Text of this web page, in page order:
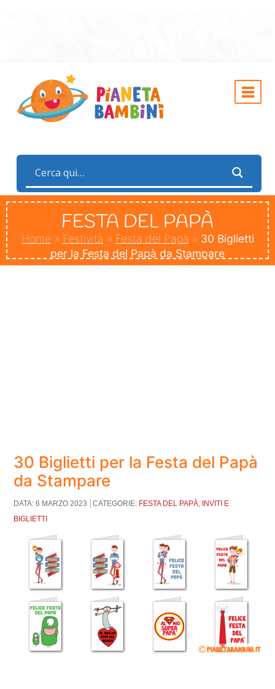
FESTA DEL PAPÀ
Home » Festività » Festa del Papà » 30 Biglietti
per la Festa del Papà da Stampare
30 Biglietti per la Festa del Papà
da Stampare
DATA: 6 MARZO 2023 CATEGORIE: FESTA DEL PAPÀ, INVITI E
BIGLIETTI